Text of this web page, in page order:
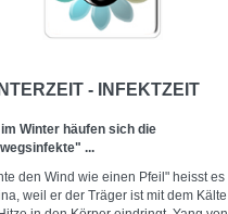
- INFEKTZEIT
Winter häufen sich die
...
den Wind wie einen Pfeil" heisst es
weil er der Träger ist mit dem Kälte